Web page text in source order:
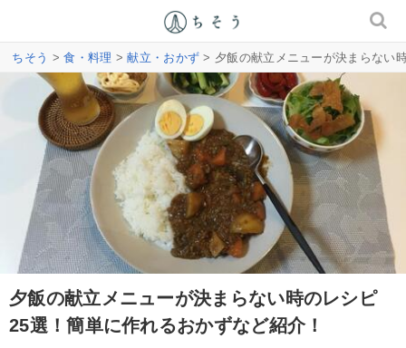
ちそう >食・料理 >献立・おかず > 夕飯の献立メニューが決まらない
夕飯の献立メニューが決まらない時のレシピ
25選！簡単に作れるおかずなど紹介！